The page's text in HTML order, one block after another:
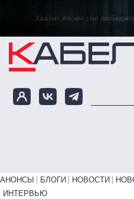
Перейти к основному
Primary links bottom
АНОНСЫ БЛОГИ НОВОСТИ
ИНТЕРВЬЮ